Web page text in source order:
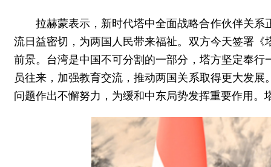
拉赫蒙表示，新时代塔中全面战略合作伙伴关
流日益密切，为两国人民带来福祉。双方今天签署
前景。台湾是中国不可分割的一部分，塔方坚定奉
员往来，加强教育交流，推动两国关系取得更大发
问题作出不懈努力，为缓和中东局势发挥重要作用。